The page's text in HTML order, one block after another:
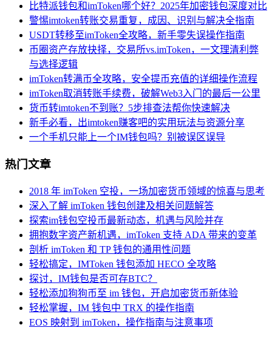
比特派钱包和imToken哪个好？2025年加密钱包深度对比
警惕imtoken转账交易重复，成因、识别与解决全指南
USDT转移至imToken全攻略，新手零失误操作指南
币圈资产存放抉择，交易所vs.imToken，一文理清利弊
与选择逻辑
imToken转满币全攻略，安全提币充值的详细操作流程
imToken取消转账手续费，破解Web3入门的最后一公里
货币转imtoken不到账？5步排查法帮你快速解决
新手必看，出imtoken赚客吧的实用玩法与资源分享
一个手机只能上一个IM钱包吗？别被误区误导
热门文章
2018 年 imToken 空投，一场加密货币领域的惊喜与思考
深入了解 imToken 钱包创建及相关问题解答
探索im钱包空投币最新动态，机遇与风险并存
拥抱数字资产新机遇，imToken 支持 ADA 带来的变革
剖析 imToken 和 TP 钱包的通用性问题
轻松搞定，IMToken 钱包添加 HECO 全攻略
探讨，IM钱包是否可存BTC？
轻松添加狗狗币至 im 钱包，开启加密货币新体验
轻松掌握，IM 钱包中 TRX 的操作指南
EOS 映射到 imToken，操作指南与注意事项